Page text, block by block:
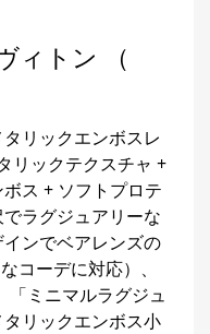
ィトン （
リックエンボスレ
リックテクスチャ +
ス + ソフトプロテ
ラグジュアリーな
ンでベアレンズの
コーデに対応）、
「ミニマルラグジュ
リックエンボス小